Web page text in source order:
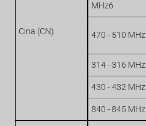
Cina (CN)
MHz6
470 - 510 MHz
314 - 316 MHz
430 - 432 MHz
840 - 845 MHz